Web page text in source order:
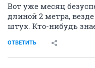
Вот уже месяц
длиной 2 метра,
штук. Кто-нибудь
ОТВЕТИТЬ